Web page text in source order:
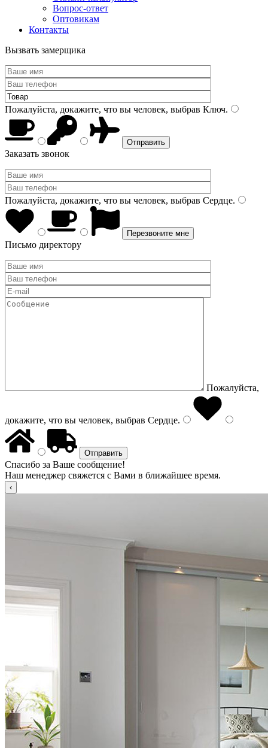
Вопрос-ответ
Оптовикам
Контакты
Вызвать замерщика
Пожалуйста, докажите, что вы человек, выбрав Ключ.
Заказать звонок
Пожалуйста, докажите, что вы человек, выбрав Сердце.
Письмо директору
Пожалуйста,
докажите, что вы человек, выбрав Сердце.
Спасибо за Ваше сообщение!
Наш менеджер свяжется с Вами в ближайшее время.